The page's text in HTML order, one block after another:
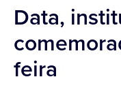
Data,
feira